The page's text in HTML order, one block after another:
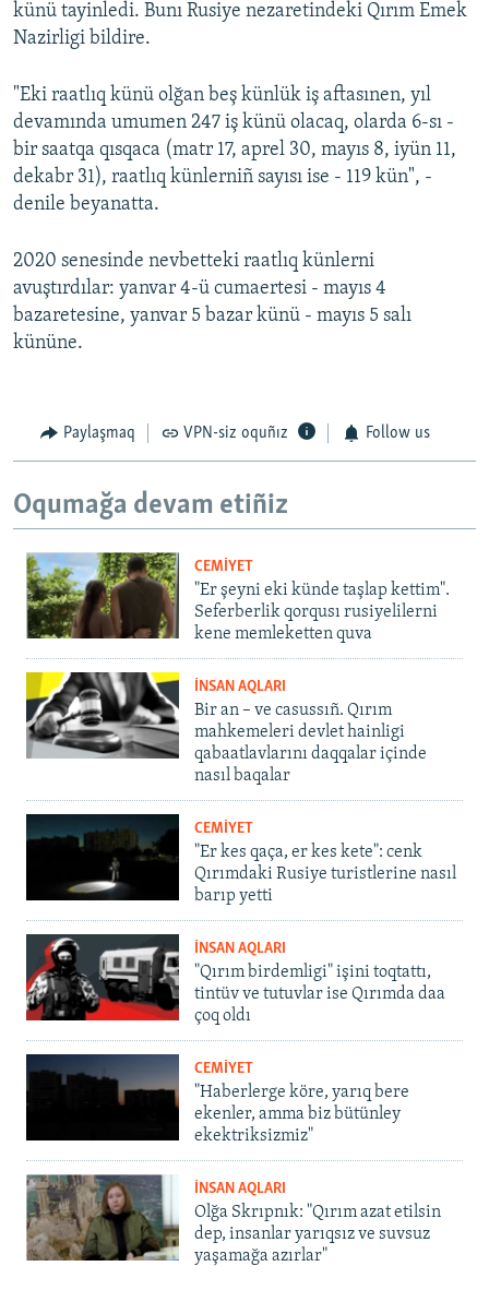
künü tayinledi. Bunı Rusiye nezaretindeki Qırım Emek
Nazirligi bildire.
"Eki raatlıq künü olğan beş künlük iş aftasınen, yıl
devamında umumen 247 iş künü olacaq, olarda 6-sı -
bir saatqa qısqaca (matr 17, aprel 30, mayıs 8, iyün 11,
dekabr 31), raatlıq künlerniñ sayısı ise - 119 kün", -
denile beyanatta.
2020 senesinde nevbetteki raatlıq künlerni
avuştırdılar: yanvar 4-ü cumaertesi - mayıs 4
bazaretesine, yanvar 5 bazar künü - mayıs 5 salı
kününe.
Paylaşmaq VPN-siz oquñız Follow us
Oqumağa devam etiñiz
CEMİYET
"Er şeyni eki künde taşlap kettim".
Seferberlik qorqusı rusiyelilerni
kene memleketten quva
İNSAN AQLARI
Bir an – ve casussıñ. Qırım
mahkemeleri devlet hainligi
qabaatlavlarını daqqalar içinde
nasıl baqalar
CEMİYET
"Er kes qaça, er kes kete": cenk
Qırımdaki Rusiye turistlerine nasıl
barıp yetti
İNSAN AQLARI
"Qırım birdemligi" işini toqtattı,
tintüv ve tutuvlar ise Qırımda daa
çoq oldı
CEMİYET
"Haberlerge köre, yarıq bere
ekenler, amma biz bütünley
ekektriksizmiz"
İNSAN AQLARI
Olğa Skrıpnık: "Qırım azat etilsin
dep, insanlar yarıqsız ve suvsuz
yaşamağa azırlar"